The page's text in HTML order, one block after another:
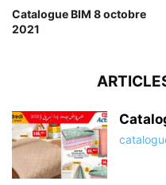
Catalogue BIM 8 octobre
2021